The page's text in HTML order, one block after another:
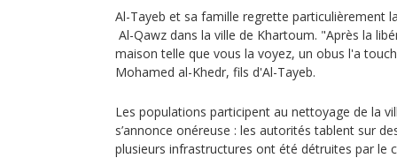
Al-Tayeb et sa famille regrette particulièrement
Al-Qawz dans la ville de Khartoum. "Après la
maison telle que vous la voyez, un obus l'a
Mohamed al-Khedr, fils d'Al-Tayeb.
Les populations participent au nettoyage de la
s’annonce onéreuse : les autorités tablent sur
plusieurs infrastructures ont été détruites par le